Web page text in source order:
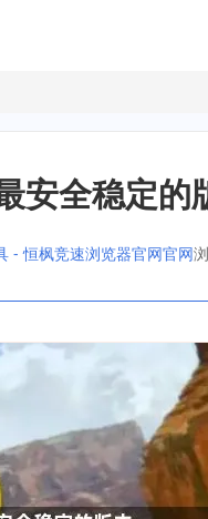
安全稳定的
- 恒枫竞速浏览器官网官网